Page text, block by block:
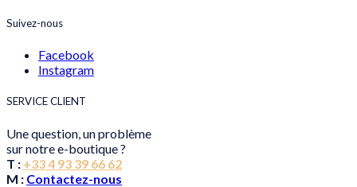
Suivez-nous
Facebook
Instagram
SERVICE CLIENT
Une question, un problème
sur notre e-boutique ?
T : +33 4 93 39 66 62
M : Contactez-nous